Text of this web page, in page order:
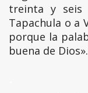
treinta y seis
Tapachula o a
porque la
buena de Dios».